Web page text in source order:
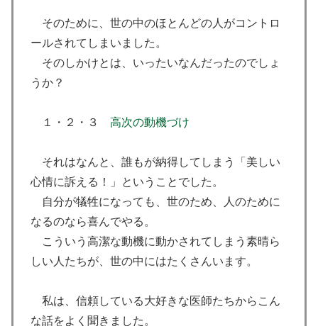
そのために、世の中のほとんどの人がコントロ
ールされてしまいました。
そのしかけとは、いったいなんだったのでしょ
うか？
１・２・３ 高次の動機づけ
それはなんと、誰もが納得してしまう「美しい
心情に訴える！」ということでした。
自分が犠牲になっても、世のため、人のために
なるのなら喜んでやる。
こういう高潔な動機に動かされてしまう素晴ら
しい人たちが、世の中にはたくさんいます。
私は、信頼している大好きな医師たちからこん
な話をよく聞きました。